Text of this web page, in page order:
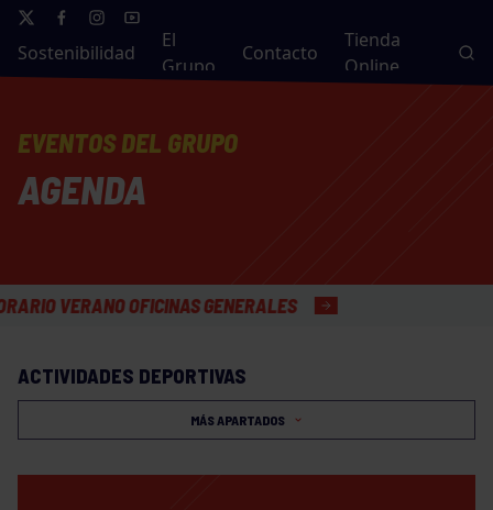
Sostenibilidad
El
Grupo
Contacto
Tienda
Online
EVENTOS DEL GRUPO
AGENDA
VERANO OFICINAS GENERALES
ACTIVIDADES DEPORTIVAS
MÁS APARTADOS